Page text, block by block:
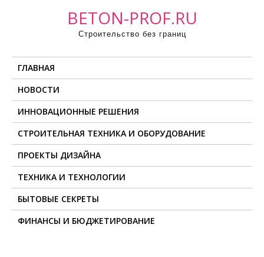
BETON-PROF.RU
Строительство без границ
ГЛАВНАЯ
НОВОСТИ
ИННОВАЦИОННЫЕ РЕШЕНИЯ
СТРОИТЕЛЬНАЯ ТЕХНИКА И ОБОРУДОВАНИЕ
ПРОЕКТЫ ДИЗАЙНА
ТЕХНИКА И ТЕХНОЛОГИИ
БЫТОВЫЕ СЕКРЕТЫ
ФИНАНСЫ И БЮДЖЕТИРОВАНИЕ